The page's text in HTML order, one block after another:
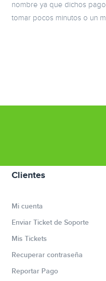
nombre ya que dichos
tomar pocos minutos o un
Clientes
Mi cuenta
Enviar Ticket de Soporte
Mis Tickets
Recuperar contraseña
Reportar Pago